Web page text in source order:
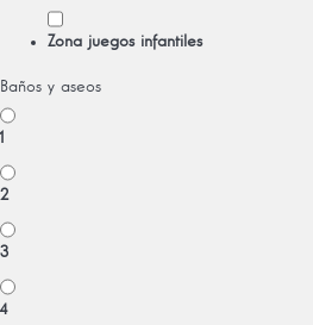
Zona juegos infantiles
Baños y aseos
1
2
3
4